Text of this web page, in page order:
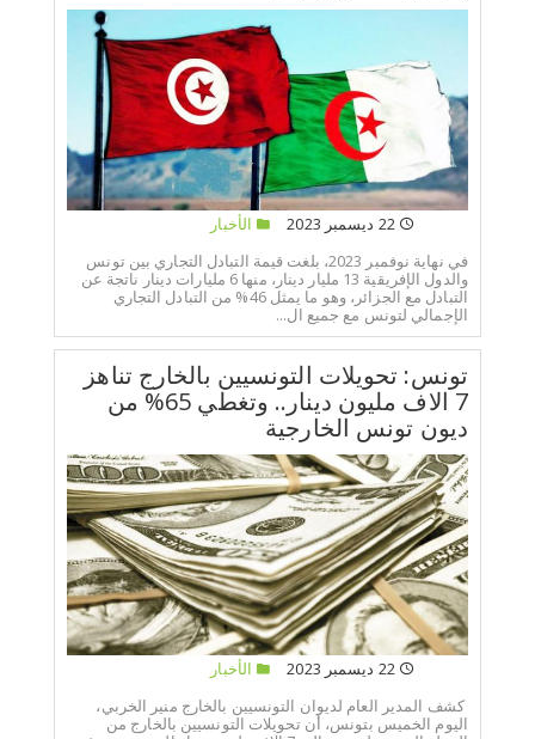
22 ديسمبر 2023
الأخبار
في نهاية نوفمبر 2023، بلغت قيمة التبادل التجاري بين تونس
والدول الإفريقية 13 مليار دينار، منها 6 مليارات دينار ناتجة عن
التبادل مع الجزائر، وهو ما يمثل 46% من التبادل التجاري
الإجمالي لتونس مع جميع ال...
تونس: تحويلات التونسيين بالخارج تناهز
7 الاف مليون دينار.. وتغطي 65% من
ديون تونس الخارجية
22 ديسمبر 2023
الأخبار
كشف المدير العام لديوان التونسيين بالخارج منير الخربي،
اليوم الخميس بتونس، أن تحويلات التونسيين بالخارج من